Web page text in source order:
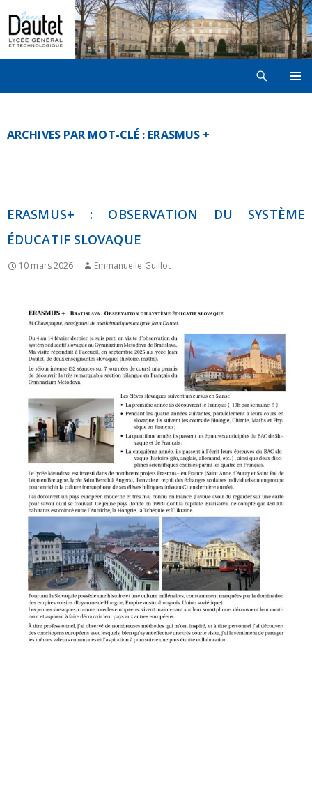
ARCHIVES PAR MOT-CLÉ : ERASMUS +
ERASMUS+ : OBSERVATION DU SYSTÈME
ÉDUCATIF SLOVAQUE
10 mars 2026 Emmanuelle Guillot